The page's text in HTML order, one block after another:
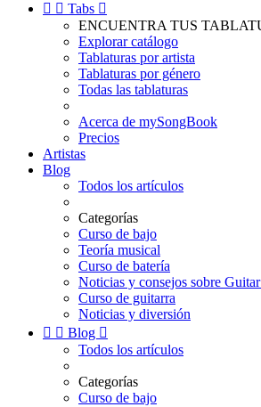
  Tabs 
ENCUENTRA TUS
Explorar catálogo
Tablaturas por artista
Tablaturas por género
Todas las tablaturas
Acerca de mySongBook
Precios
Artistas
Blog
Todos los artículos
Categorías
Curso de bajo
Teoría musical
Curso de batería
Noticias y consejos sobre
Curso de guitarra
Noticias y diversión
  Blog 
Todos los artículos
Categorías
Curso de bajo